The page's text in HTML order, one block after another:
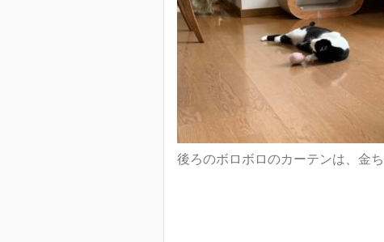
後ろのボロボロのカーテンは、金ち